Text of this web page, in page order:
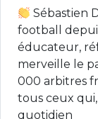
Sébastien
football
éducateur,
merveille le
000 arbitres
tous ceux
quotidien